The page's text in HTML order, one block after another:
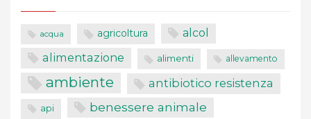
acqua agricoltura alcol
alimentazione alimenti allevamento
ambiente antibiotico resistenza
api benessere animale